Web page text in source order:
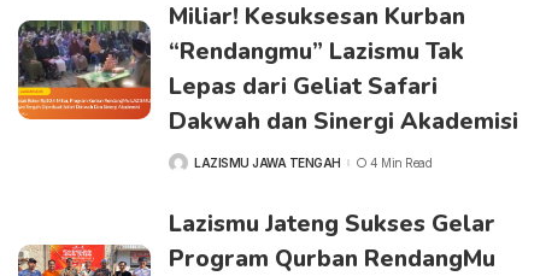
Miliar! Kesuksesan Kurban
“Rendangmu” Lazismu Tak
Lepas dari Geliat Safari
Dakwah dan Sinergi Akademisi
LAZISMU JAWA TENGAH 4 Min Read
Lazismu Jateng Sukses Gelar
Program Qurban RendangMu